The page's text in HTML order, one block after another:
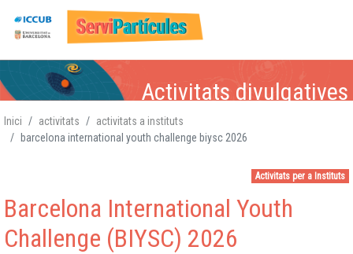
al
Física de Partícules
Atòmica i Nuclear,
Gravitació, Cosmologia
Física de Partícules,
Atòmica i Nuclear,
Gravitació, Cosmologia
Física de Partícules,
Atòmica i
Nuclear,Gravitació
Cosmologia
Física de Partícules,
Atòmica i Nuclear,
Gravitació,
Cosmologia
Activitats divulgatives
Inici activitats
activitats a instituts
barcelona international youth challenge biysc 2026
Activitats per a Instituts
Barcelona International Youth
Challenge (BIYSC) 2026